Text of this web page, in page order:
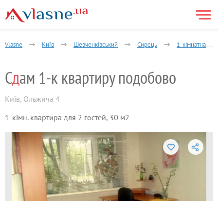
Vlasne Київ Шевченківський Сирець 1-кімнатна
Сдам 1-к квартиру подобово
Київ, Ольжича 4
1-кімн. квартира для 2 гостей, 30 м2